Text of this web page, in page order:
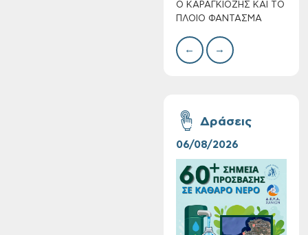
Τακτική συνεδρίαση
Δημοτικής
Επιτροπής στις 10-
08-2026
Επαναλειτουργία
του συστήματος
SeaTrac στην
παραλία του Αγίου
Ονουφρίου
Ο ΚΑΡΑΓΚΙΟΖΗΣ ΚΑΙ ΤΟ
ΠΛΟΙΟ ΦΑΝΤΑΣΜΑ
← →
Δράσεις
06/08/2026